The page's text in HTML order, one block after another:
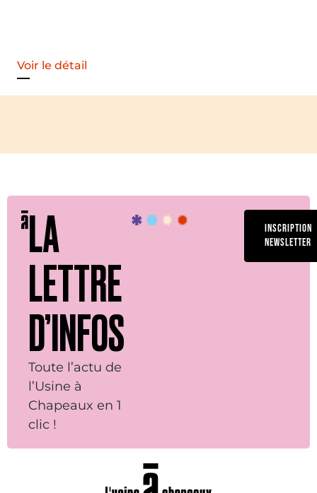
Voir le détail
LA
LETTRE
D’INFOS
Toute l’actu de
l’Usine à
Chapeaux en 1
clic !
INSCRIPTION
NEWSLETTER